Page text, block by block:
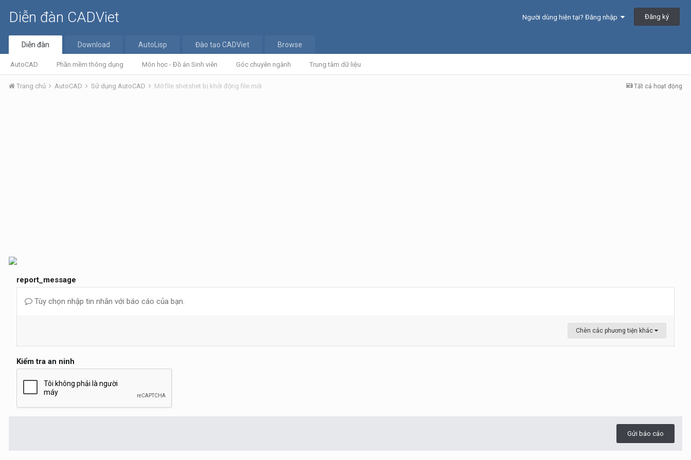
Diễn đàn CADViet Người dùng hiện tại? Đăng nhập Đăng ký
Diễn đàn
AutoCAD Phần mềm thông dụng Môn học - Đồ án Sinh viên Góc chuyên ngành Trung tâm dữ liệu
Download AutoLisp Đào tạo CADViet Browse
Tất cả hoạt động
Trang chủ AutoCAD Sử dụng AutoCAD Mở file shetshet bị khởi động file mới
report_message
Tùy chọn nhập tin nhắn với báo cáo của bạn.
Chèn các phương tiện khác
Kiểm tra an ninh
Gửi báo cáo